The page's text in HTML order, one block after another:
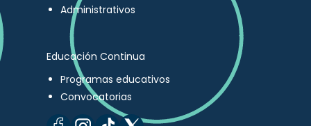
Administrativos
Educación Continua
Programas educativos
Convocatorias